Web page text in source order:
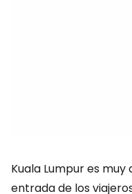
Kuala Lumpur es
entrada de los